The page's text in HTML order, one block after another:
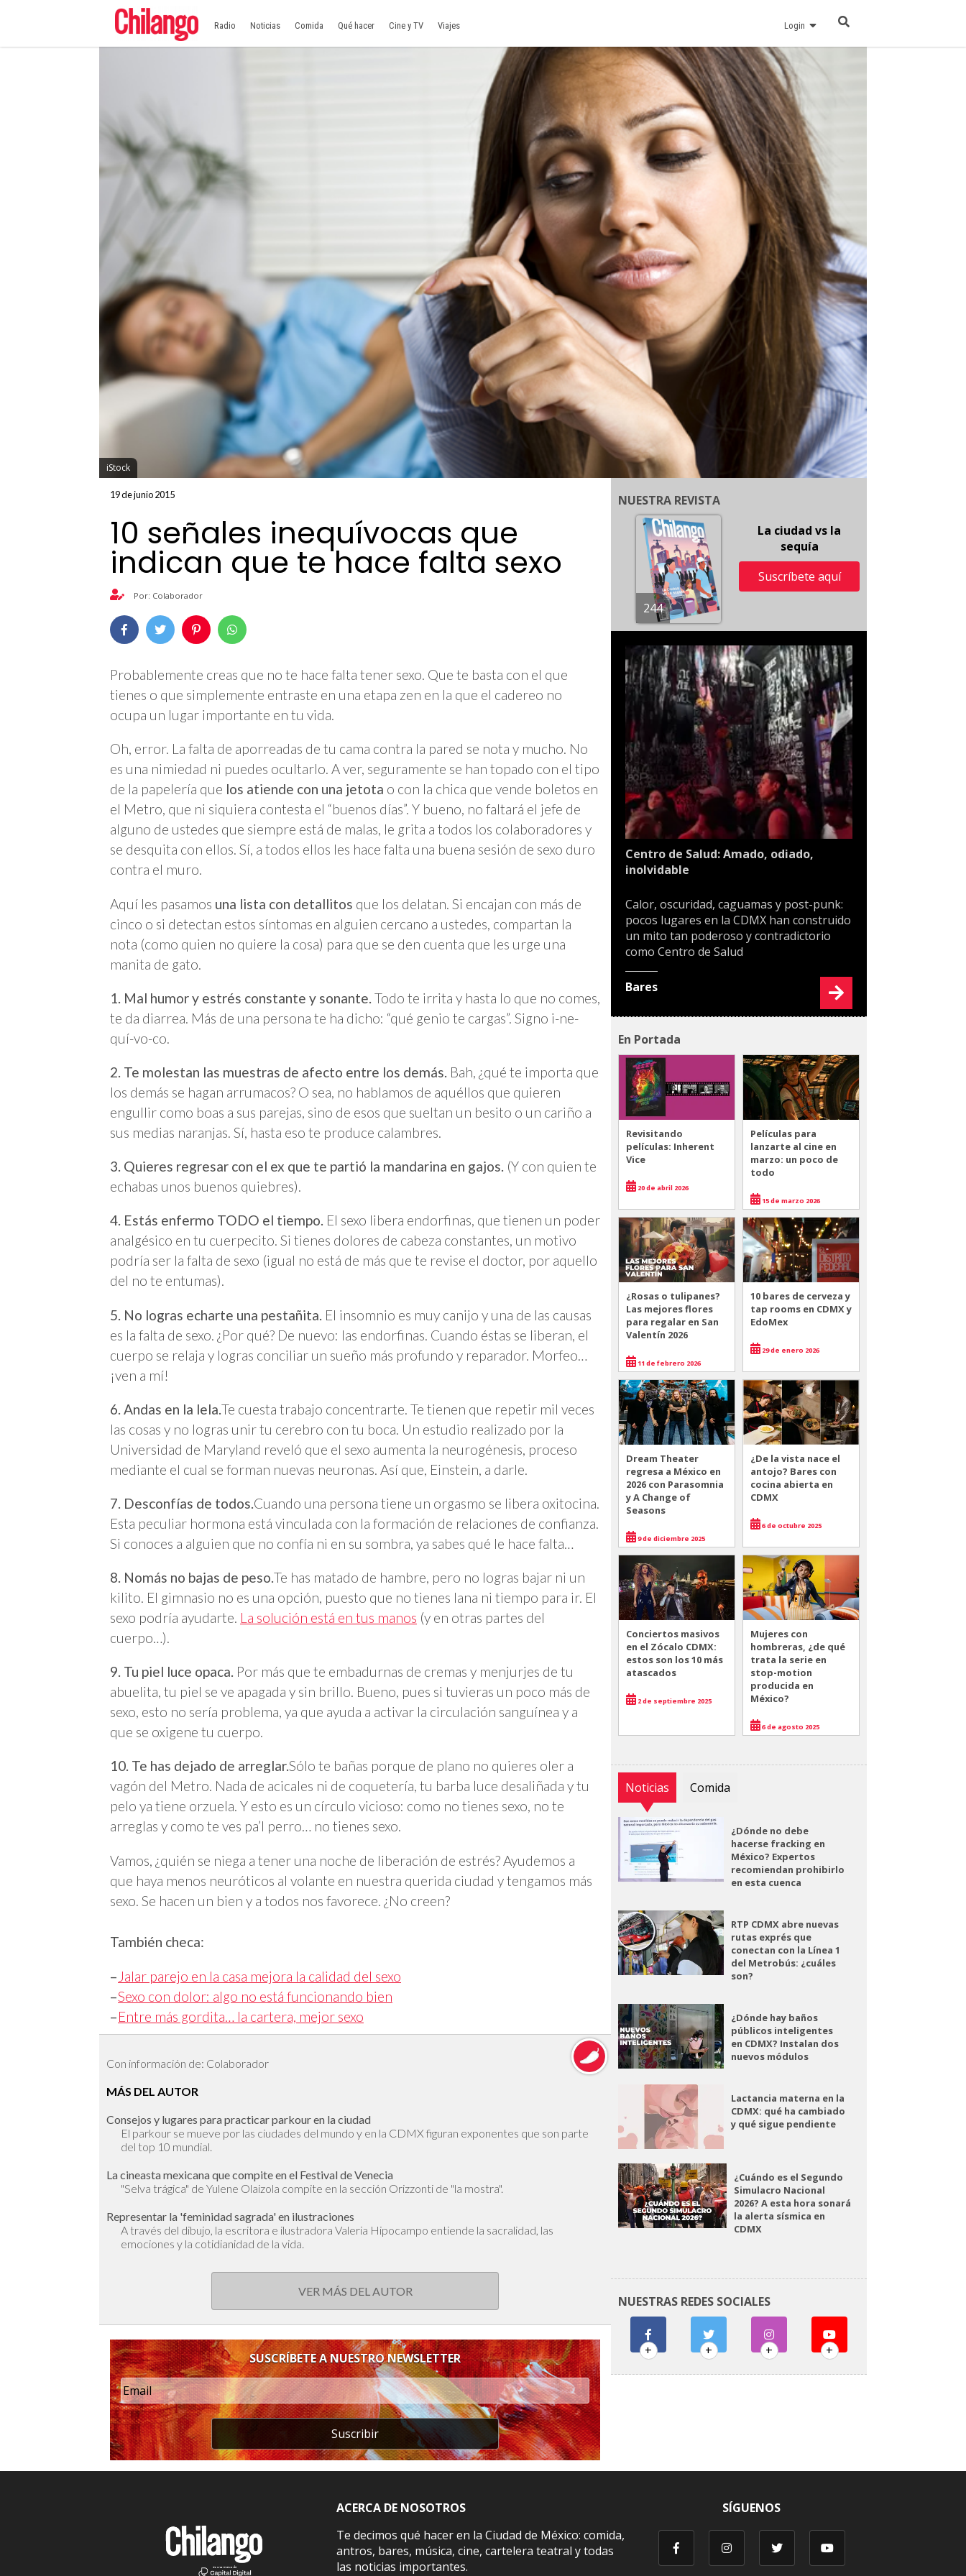
Radio Noticias Comida Qué hacer Cine y TV Viajes Login
iStock
19 de junio 2015
10 señales inequívocas que
indican que te hace falta sexo
Por: Colaborador
Probablemente creas que no te hace falta tener sexo. Que te basta con el que
tienes o que simplemente entraste en una etapa zen en la que el cadereo no
ocupa un lugar importante en tu vida.
Oh, error. La falta de aporreadas de tu cama contra la pared se nota y mucho. No
es una nimiedad ni puedes ocultarlo. A ver, seguramente se han topado con el tipo
de la papelería que los atiende con una jetota o con la chica que vende boletos en
el Metro, que ni siquiera contesta el “buenos días”. Y bueno, no faltará el jefe de
alguno de ustedes que siempre está de malas, le grita a todos los colaboradores y
se desquita con ellos. Sí, a todos ellos les hace falta una buena sesión de sexo duro
contra el muro.
Aquí les pasamos una lista con detallitos que los delatan. Si encajan con más de
cinco o si detectan estos síntomas en alguien cercano a ustedes, compartan la
nota (como quien no quiere la cosa) para que se den cuenta que les urge una
manita de gato.
1. Mal humor y estrés constante y sonante. Todo te irrita y hasta lo que no comes,
te da diarrea. Más de una persona te ha dicho: “qué genio te cargas”. Signo i-ne-
quí-vo-co.
2. Te molestan las muestras de afecto entre los demás. Bah, ¿qué te importa que
los demás se hagan arrumacos? O sea, no hablamos de aquéllos que quieren
engullir como boas a sus parejas, sino de esos que sueltan un besito o un cariño a
sus medias naranjas. Sí, hasta eso te produce calambres.
3. Quieres regresar con el ex que te partió la mandarina en gajos. (Y con quien te
echabas unos buenos quiebres).
4. Estás enfermo TODO el tiempo. El sexo libera endorfinas, que tienen un poder
analgésico en tu cuerpecito. Si tienes dolores de cabeza constantes, un motivo
podría ser la falta de sexo (igual no está de más que te revise el doctor, por aquello
del no te entumas).
5. No logras echarte una pestañita. El insomnio es muy canijo y una de las causas
es la falta de sexo. ¿Por qué? De nuevo: las endorfinas. Cuando éstas se liberan, el
cuerpo se relaja y logras conciliar un sueño más profundo y reparador. Morfeo…
¡ven a mí!
6. Andas en la lela.Te cuesta trabajo concentrarte. Te tienen que repetir mil veces
las cosas y no logras unir tu cerebro con tu boca. Un estudio realizado por la
Universidad de Maryland reveló que el sexo aumenta la neurogénesis, proceso
mediante el cual se forman nuevas neuronas. Así que, Einstein, a darle.
7. Desconfías de todos.Cuando una persona tiene un orgasmo se libera oxitocina.
Esta peculiar hormona está vinculada con la formación de relaciones de confianza.
Si conoces a alguien que no confía ni en su sombra, ya sabes qué le hace falta…
8. Nomás no bajas de peso.Te has matado de hambre, pero no logras bajar ni un
kilito. El gimnasio no es una opción, puesto que no tienes lana ni tiempo para ir. El
sexo podría ayudarte. La solución está en tus manos (y en otras partes del
cuerpo…).
9. Tu piel luce opaca. Por más que te embadurnas de cremas y menjurjes de tu
abuelita, tu piel se ve apagada y sin brillo. Bueno, pues si tuvieras un poco más de
sexo, esto no sería problema, ya que ayuda a activar la circulación sanguínea y a
que se oxigene tu cuerpo.
10. Te has dejado de arreglar.Sólo te bañas porque de plano no quieres oler a
vagón del Metro. Nada de acicales ni de coquetería, tu barba luce desaliñada y tu
pelo ya tiene orzuela. Y esto es un círculo vicioso: como no tienes sexo, no te
arreglas y como te ves pa’l perro… no tienes sexo.
Vamos, ¿quién se niega a tener una noche de liberación de estrés? Ayudemos a
que haya menos neuróticos al volante en nuestra querida ciudad y tengamos más
sexo. Se hacen un bien y a todos nos favorece. ¿No creen?
También checa:
– Jalar parejo en la casa mejora la calidad del sexo
–Sexo con dolor: algo no está funcionando bien
–Entre más gordita… la cartera, mejor sexo
Con información de: Colaborador
MÁS DEL AUTOR
Consejos y lugares para practicar parkour en la ciudad
El parkour se mueve por las ciudades del mundo y en la CDMX figuran exponentes que son parte
del top 10 mundial.
La cineasta mexicana que compite en el Festival de Venecia
"Selva trágica" de Yulene Olaizola compite en la sección Orizzonti de "la mostra".
Representar la 'feminidad sagrada' en ilustraciones
A través del dibujo, la escritora e ilustradora Valeria Hipocampo entiende la sacralidad, las
emociones y la cotidianidad de la vida.
VER MÁS DEL AUTOR
SUSCRÍBETE A NUESTRO NEWSLETTER
Suscribir
NUESTRA REVISTA
244
La ciudad vs la
sequía
Suscríbete aquí
Centro de Salud: Amado, odiado,
inolvidable
Calor, oscuridad, caguamas y post-punk:
pocos lugares en la CDMX han construido
un mito tan poderoso y contradictorio
como Centro de Salud
Bares
En Portada
Revisitando
películas: Inherent
Vice
20 de abril 2026
Películas para
lanzarte al cine en
marzo: un poco de
todo
15 de marzo 2026
¿Rosas o tulipanes?
Las mejores flores
para regalar en San
Valentín 2026
11 de febrero 2026
10 bares de cerveza y
tap rooms en CDMX y
EdoMex
29 de enero 2026
Dream Theater
regresa a México en
2026 con Parasomnia
y A Change of
Seasons
9 de diciembre 2025
¿De la vista nace el
antojo? Bares con
cocina abierta en
CDMX
6 de octubre 2025
Conciertos masivos
en el Zócalo CDMX:
estos son los 10 más
atascados
2 de septiembre 2025
Mujeres con
hombreras, ¿de qué
trata la serie en
stop-motion
producida en
México?
6 de agosto 2025
Noticias Comida
¿Dónde no debe
hacerse fracking en
México? Expertos
recomiendan prohibirlo
en esta cuenca
RTP CDMX abre nuevas
rutas exprés que
conectan con la Línea 1
del Metrobús: ¿cuáles
son?
¿Dónde hay baños
públicos inteligentes
en CDMX? Instalan dos
nuevos módulos
Lactancia materna en la
CDMX: qué ha cambiado
y qué sigue pendiente
¿Cuándo es el Segundo
Simulacro Nacional
2026? A esta hora sonará
la alerta sísmica en
CDMX
NUESTRAS REDES SOCIALES
+ + + +
ACERCA DE NOSOTROS
Te decimos qué hacer en la Ciudad de México: comida,
antros, bares, música, cine, cartelera teatral y todas
las noticias importantes.
SÍGUENOS